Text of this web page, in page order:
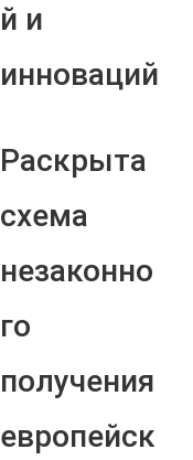
й и
инноваций
Раскрыта
схема
незаконно
го
получения
европейск